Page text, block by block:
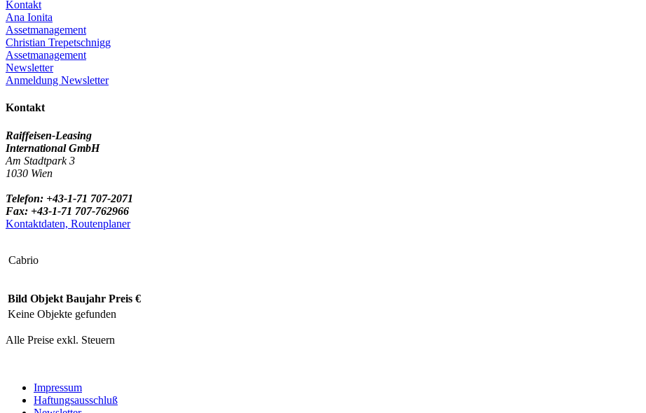
Kontakt
Ana Ionita
Assetmanagement
Christian Trepetschnigg
Assetmanagement
Newsletter
Anmeldung Newsletter
Kontakt
Raiffeisen-Leasing
International GmbH
Am Stadtpark 3
1030 Wien
Telefon: +43-1-71 707-2071
Fax: +43-1-71 707-762966
Kontaktdaten, Routenplaner
Cabrio
Bild Objekt Baujahr Preis €
Keine Objekte gefunden
Alle Preise exkl. Steuern
Impressum
Haftungsausschluß